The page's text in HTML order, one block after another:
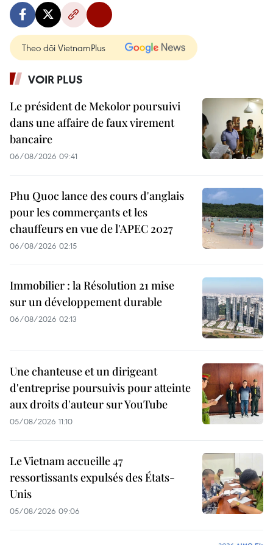
Theo dõi VietnamPlus
VOIR PLUS
Le président de Mekolor poursuivi
dans une affaire de faux virement
bancaire
06/08/2026 09:41
Phu Quoc lance des cours d'anglais
pour les commerçants et les
chauffeurs en vue de l'APEC 2027
06/08/2026 02:15
Immobilier : la Résolution 21 mise
sur un développement durable
06/08/2026 02:13
Une chanteuse et un dirigeant
d'entreprise poursuivis pour atteinte
aux droits d'auteur sur YouTube
05/08/2026 11:10
Le Vietnam accueille 47
ressortissants expulsés des États-
Unis
05/08/2026 09:06